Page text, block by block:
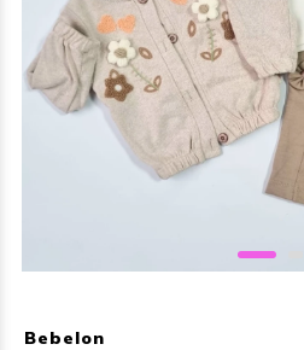
Bebelon